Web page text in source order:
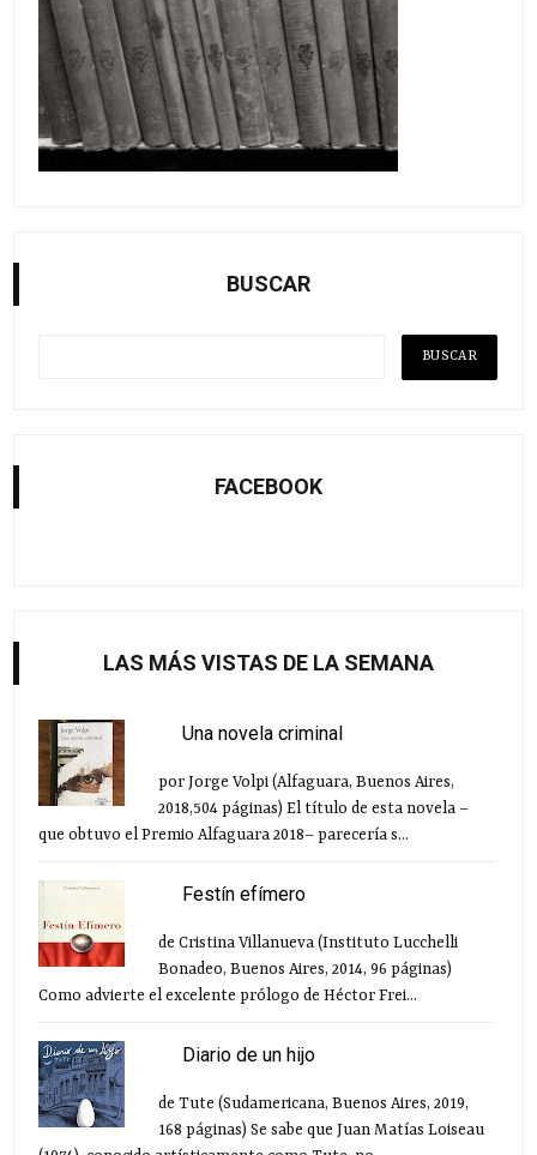
BUSCAR
FACEBOOK
LAS MÁS VISTAS DE LA SEMANA
Una novela criminal
por Jorge Volpi (Alfaguara, Buenos Aires,
2018,504 páginas) El título de esta novela –
que obtuvo el Premio Alfaguara 2018– parecería s...
Festín efímero
de Cristina Villanueva (Instituto Lucchelli
Bonadeo, Buenos Aires, 2014, 96 páginas)
Como advierte el excelente prólogo de Héctor Frei...
Diario de un hijo
de Tute (Sudamericana, Buenos Aires, 2019,
168 páginas) Se sabe que Juan Matías Loiseau